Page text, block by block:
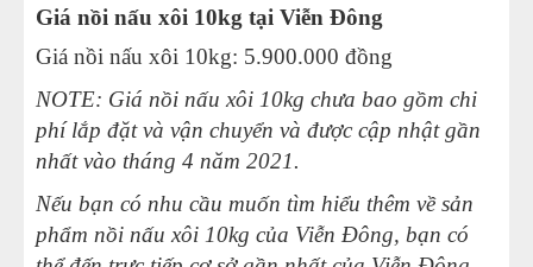
Giá nồi nấu xôi 10kg tại Viễn Đông
Giá nồi nấu xôi 10kg: 5.900.000 đồng
NOTE: Giá nồi nấu xôi 10kg chưa bao gồm chi
phí lắp đặt và vận chuyển và được cập nhật gần
nhất vào tháng 4 năm 2021.
Nếu bạn có nhu cầu muốn tìm hiểu thêm về sản
phẩm nồi nấu xôi 10kg của Viễn Đông, bạn có